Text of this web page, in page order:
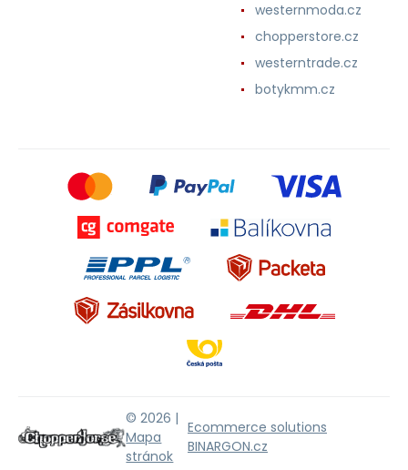
westernmoda.cz
chopperstore.cz
westerntrade.cz
botykmm.cz
© 2026 |
Mapa
stránok
Ecommerce solutions
BINARGON.cz